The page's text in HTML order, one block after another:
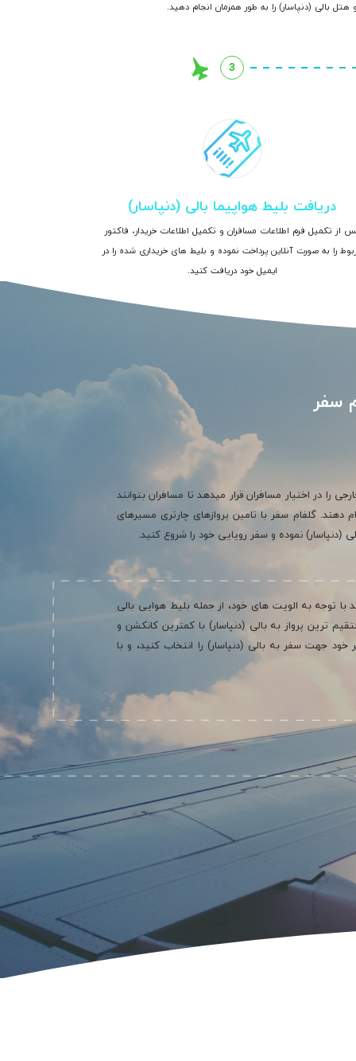
هتل بالی (دنپاسار) را به طور همزمان انجام دهید.
3
دریافت بلیط هواپیما بالی (دنپاسار)
از تکمیل فرم اطلاعات مسافران و تکمیل اطلاعات خریدار، فاکتور
را به صورت آنلاین پرداخت نموده و بلیط های خریداری شده را در
ایمیل خود دریافت کنید.
سفر
را در اختیار مسافران قرار میدهد تا مسافران بتوانند
دهند. گلفام سفر با تامین پروازهای چارتری مسیرهای
(دنپاسار) نموده و سفر رویایی خود را شروع کنید.
توجه به الویت های خود، از جمله بلیط هوایی بالی
ترین پرواز به بالی (دنپاسار) با کمترین کانکشن و
جهت سفر به بالی (دنپاسار) را انتخاب کنید، و با